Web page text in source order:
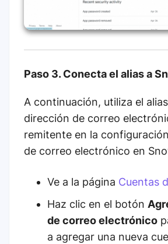
Paso 3. Conecta el alias a
A continuación, utiliza el
dirección de correo
remitente en la
de correo electrónico en
Ve a la página Cuentas
Haz clic en el botón
de correo electrónico
a agregar una nueva